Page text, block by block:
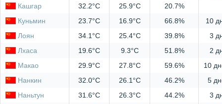
Кашгар
32.2°C 25.9°C
20.7%
Куньмин
23.7°C 16.9°C 66.8%
10
Лоян
34.1°C 25.4°C 39.8%
3
Лхаса
19.6°C 9.3°C 51.8%
2
Макао
29.9°C 27.8°C 59.6%
10
Нанкин
32.0°C 26.1°C 46.2%
5
Наньтун
31.6°C 26.3°C 44.2% 3